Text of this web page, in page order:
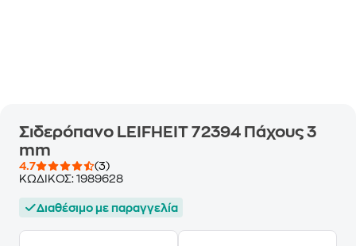
Σιδερόπανο LEIFHEIT 72394 Πάχους 3
mm
4.7
(3)
ΚΩΔΙΚΟΣ: 1989628
Διαθέσιμο με παραγγελία